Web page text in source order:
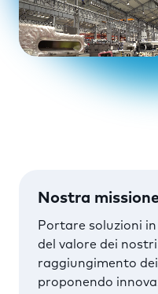
Nostra
Portare soluzioni
del valore dei
raggiungimento
proponendo